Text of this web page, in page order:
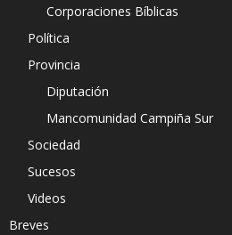
Corporaciones Bíblicas
Política
Provincia
Diputación
Mancomunidad Campiña Sur
Sociedad
Sucesos
Videos
Breves